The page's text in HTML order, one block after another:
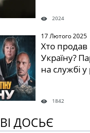
2024
17 Лютого 2025
Хто продав
Україну?
на службі у
1842
ДОСЬЄ